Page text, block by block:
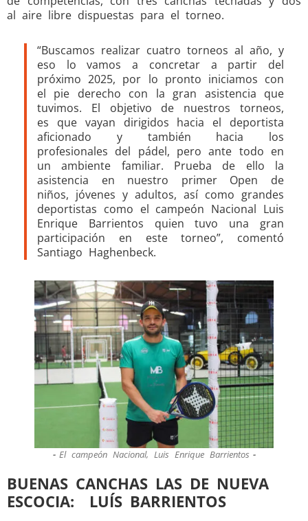
al aire libre dispuestas para el torneo.
“Buscamos realizar cuatro torneos al año, y
eso lo vamos a concretar a partir del
próximo 2025, por lo pronto iniciamos con
el pie derecho con la gran asistencia que
tuvimos. El objetivo de nuestros torneos,
es que vayan dirigidos hacia el deportista
aficionado y también hacia los
profesionales del pádel, pero ante todo en
un ambiente familiar. Prueba de ello la
asistencia en nuestro primer Open de
niños, jóvenes y adultos, así como grandes
deportistas como el campeón Nacional Luis
Enrique Barrientos quien tuvo una gran
participación en este torneo”, comentó
Santiago Haghenbeck.
El campeón Nacional, Luis Enrique Barrientos
BUENAS CANCHAS LAS DE NUEVA
ESCOCIA: LUÍS BARRIENTOS